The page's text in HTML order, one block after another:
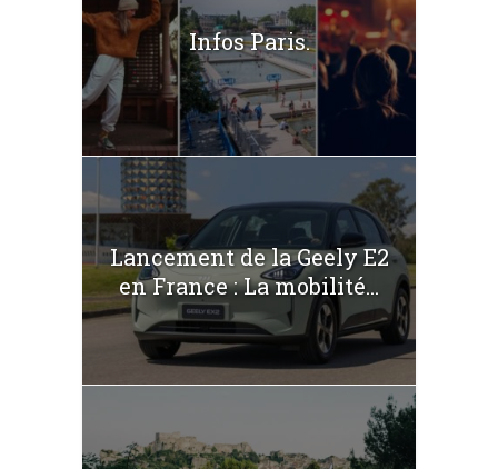
Infos Paris.
Lancement de la Geely E2
en France : La mobilité...